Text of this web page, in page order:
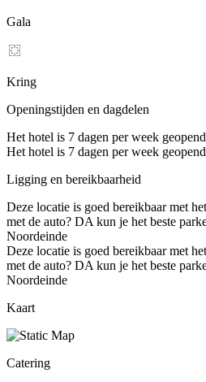
Gala
Kring
Openingstijden en dagdelen
Het hotel is 7 dagen per week geopend
Het hotel is 7 dagen per week geopend
Ligging en bereikbaarheid
Deze locatie is goed bereikbaar met
met de auto? DA kun je het beste
Noordeinde
Deze locatie is goed bereikbaar met
met de auto? DA kun je het beste
Noordeinde
Kaart
Catering